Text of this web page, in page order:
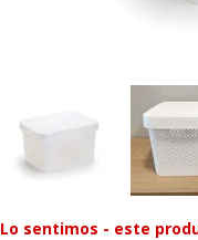
Lo sentimos - este